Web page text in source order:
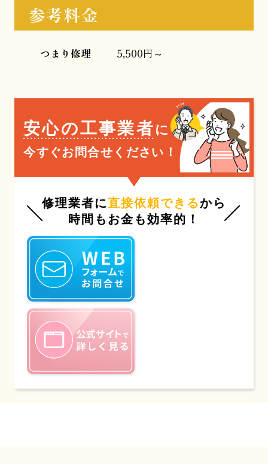
参考料金
つまり修理 5,500円～
安心の工事業者に
今すぐお問合せください！
修理業者に直接依頼できるから
時間もお金も効率的！